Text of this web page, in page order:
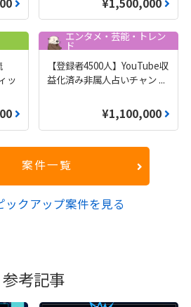
ッ
エンタメ・芸能・トレン
ド
【登録者4500人】YouTube収
益化済み非属人占いチャン ...
¥1,100,000
案件一覧
ックアップ案件を見る
参考記事